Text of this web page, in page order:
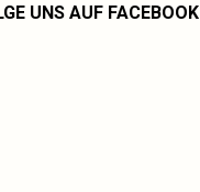
UNS AUF FACEBOOK